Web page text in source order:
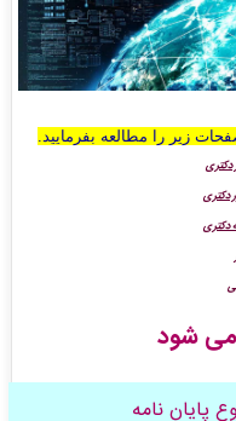
زیر را مطالعه بفرمایید
دکتری
دکتری
دکتری
می شود
پایان نامه